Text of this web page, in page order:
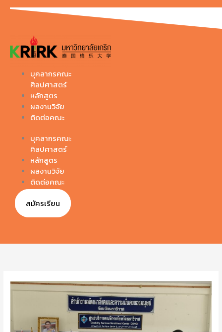
Skip
บุคลากรคณะ
ศิลปศาสตร์
หลักสูตร
ผลงานวิจัย
ติดต่อคณะ
บุคลากรคณะ
ศิลปศาสตร์
หลักสูตร
ผลงานวิจัย
ติดต่อคณะ
สมัครเรียน